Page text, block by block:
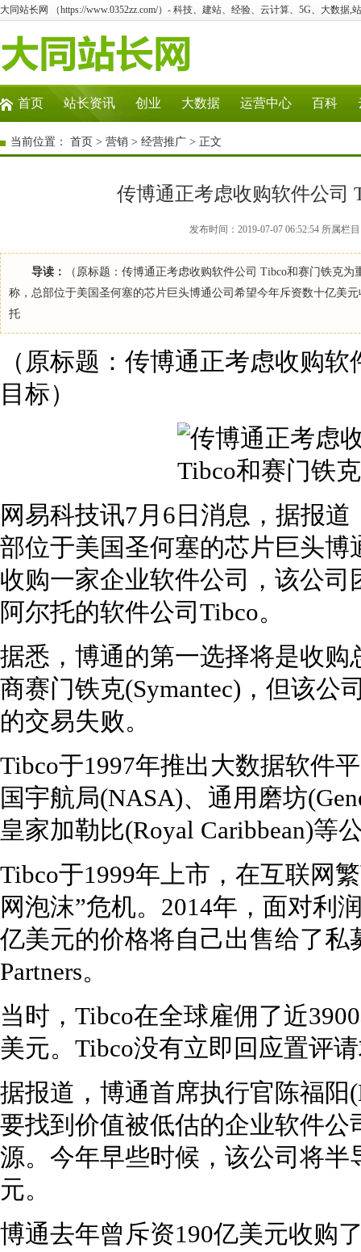
大同站长网 （https://www.0352zz.com/）- 科技、建站、经验、云计算、5G、大数据,
首页 站长资讯 创业 大数据 运营中心 百科
当前位置： 首页 > 营销 > 经营推广 > 正文
传博通正考虑收购软件公司
发布时间：2019-07-07 06:52:54 所属栏
导读：
（原标题：传博通正考虑收购软件公司 Tibco和赛门铁克
称，总部位于美国圣何塞的芯片巨头博通公司希望今年斥资数十亿美
托
（原标题：传博通正考虑收购
目标）
网易科技讯7月6日消息，据报
部位于美国圣何塞的芯片巨头
收购一家企业软件公司，该公
阿尔托的软件公司Tibco。
据悉，博通的第一选择将是收
商赛门铁克(Symantec)，但该公
的交易失败。
Tibco于1997年推出大数据软件
国宇航局(NASA)、通用磨坊
皇家加勒比(Royal Caribbean)等
Tibco于1999年上市，在互联网
网泡沫”危机。2014年，面对利
亿美元的价格将自己出售给了私
Partners。
当时，Tibco在全球雇佣了近
美元。Tibco没有立即回应置评
据报道，博通首席执行官陈福阳
要找到价值被低估的企业软件
源。今年早些时候，该公司将
元。
博通去年曾斥资190亿美元收购